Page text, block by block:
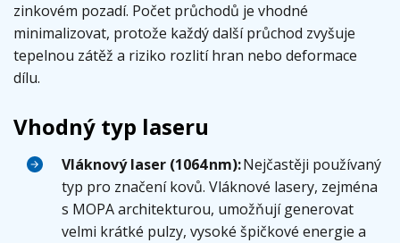
zinkovém pozadí. Počet průchodů je vhodné
minimalizovat, protože každý další průchod zvyšuje
tepelnou zátěž a riziko rozlití hran nebo deformace
dílu.
Vhodný typ laseru
Vláknový laser (1064 nm):Nejčastěji používaný
typ pro značení kovů. Vláknové lasery, zejména
s MOPA architekturou, umožňují generovat
velmi krátké pulzy, vysoké špičkové energie a